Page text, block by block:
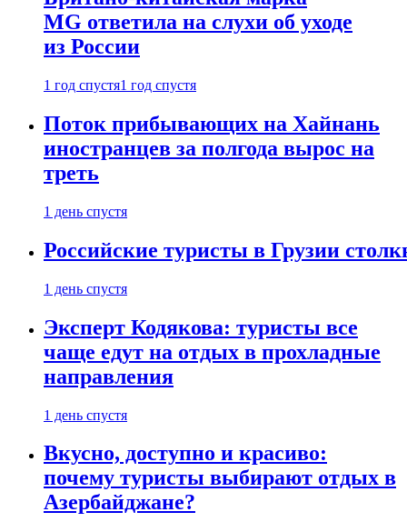
MG ответила на слухи об уходе
из России
1 год спустя1 год спустя
Поток прибывающих на Хайнань
иностранцев за полгода вырос на
треть
1 день спустя
Российские туристы в Грузии
1 день спустя
Эксперт Кодякова: туристы все
чаще едут на отдых в прохладные
направления
1 день спустя
Вкусно, доступно и красиво:
почему туристы выбирают отдых в
Азербайджане?